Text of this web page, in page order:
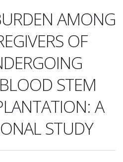
AMONG
OF
STEM
A
STUDY